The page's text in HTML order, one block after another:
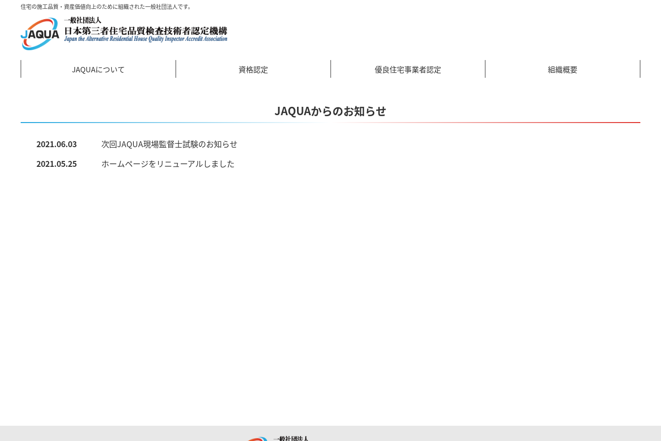
住宅の施工品質・資産価値向上のために組織された一般社団法人です。
JAQUAについて 資格認定 優良住宅事業者認定 組織概要
JAQUAからのお知らせ
2021.06.03
次回JAQUA現場監督士試験のお知らせ
2021.05.25
ホームページをリニューアルしました